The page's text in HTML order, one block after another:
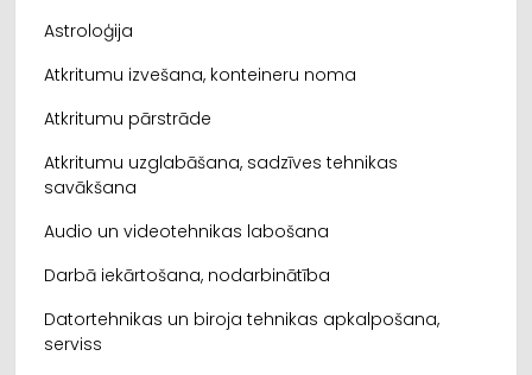
Astroloģija
Atkritumu izvešana, konteineru noma
Atkritumu pārstrāde
Atkritumu uzglabāšana, sadzīves tehnikas
savākšana
Audio un videotehnikas labošana
Darbā iekārtošana, nodarbinātība
Datortehnikas un biroja tehnikas apkalpošana,
serviss